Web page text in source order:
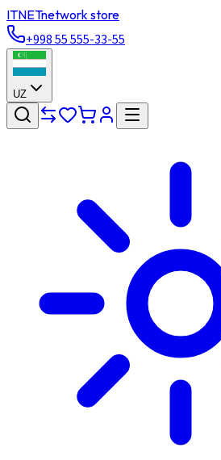
ITNETnetwork store
+998 55 555-33-55
UZ